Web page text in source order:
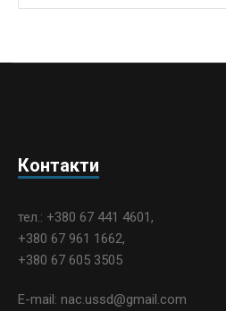
Контакти
тел.: +380 67 441 4601,
+380 67 961 1662,
+380 67 605 3505
E-mail: nac.ussd@gmail.com